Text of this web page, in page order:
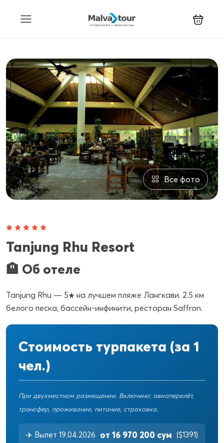
Все фото
Tanjung Rhu Resort
🏨 Об отеле
Tanjung Rhu — 5★ на лучшем пляже Лангкави. 2.5 км
белого песка, бассейн-инфинити, ресторан Saffron.
Стоимость турпакета (за 1
чел.)
При двухместном размещении. Включено: авиаперелёт,
трансфер, проживание, питание, страховка.
✈️ Вылет 19.04.2026 от 16 970 200 сум ($1391)